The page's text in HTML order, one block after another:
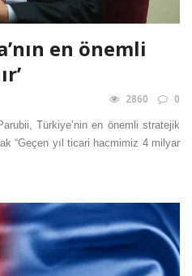
en önemli
2860 0
Türkiye’nin en önemli stratejik
“Geçen yıl ticari hacmimiz 4 milyar